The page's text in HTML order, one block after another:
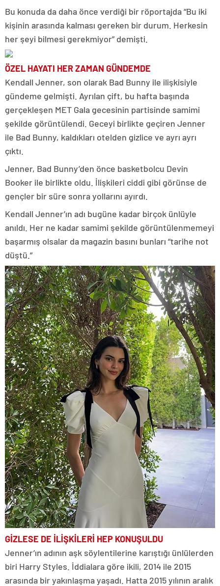
Bu konuda da daha önce verdiği bir röportajda “Bu iki
kişinin arasında kalması gereken bir durum. Herkesin
her şeyi bilmesi gerekmiyor” demişti.
ÖZEL HAYATI HER ZAMAN GÜNDEMDE
Kendall Jenner, son olarak Bad Bunny ile ilişkisiyle
gündeme gelmişti. Ayrılan çift, bu hafta başında
gerçekleşen MET Gala gecesinin partisinde samimi
şekilde görüntülendi. Geceyi birlikte geçiren Jenner
ile Bad Bunny, kaldıkları otelden gizlice ve ayrı ayrı
çıktı.
Jenner, Bad Bunny’den önce basketbolcu Devin
Booker ile birlikte oldu. İlişkileri ciddi gibi görünse de
gençler bir süre sonra yollarını ayırdı.
Kendall Jenner’ın adı bugüne kadar birçok ünlüyle
anıldı. Her ne kadar samimi şekilde görüntülenmemeyi
başarmış olsalar da magazin basını bunları “tarihe not
düştü.”
GİZLESE DE İLİŞKİLERİ HEP KONUŞULDU
Jenner’ın adının aşk söylentilerine karıştığı ünlülerden
biri Harry Styles. İddialara göre ikili, 2014 ile 2015
arasında bir yakınlaşma yaşadı. Hatta 2015 yılının aralık